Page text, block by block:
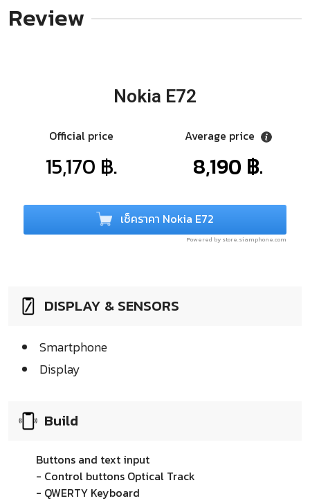
Review
Nokia E72
Official price
15,170 ฿.
Average price
8,190 ฿.
เช็คราคา Nokia E72
Powered by store.siamphone.com
DISPLAY & SENSORS
Smartphone
Display
Build
Buttons and text input
- Control buttons Optical Track
- QWERTY Keyboard